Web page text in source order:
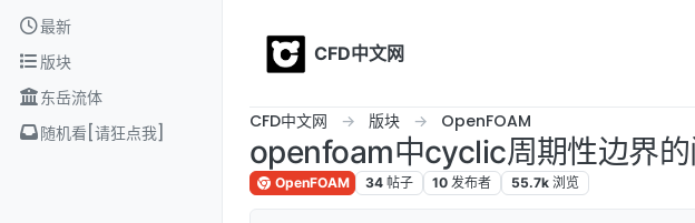
Skip to content
最新
版块
东岳流体
随机看[请狂点我]
CFD中文网
CFD中文网 版块 OpenFOAM
openfoam中cyclic周期性边界
OpenFOAM 34 帖子 10 发布者 55.7k 浏览